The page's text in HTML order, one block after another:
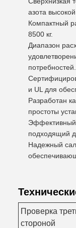
азота высокой
Компактный
8500 кг.
Диапазон
потребностей.
и UL для
Разработан
простоты
Эффективный
подходящий
Надежный
Проверка
стороной